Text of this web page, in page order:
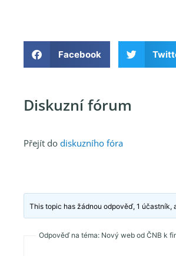
Facebook
Diskuzní fórum
Přejít do diskuzního fóra
This topic has žádnou odpověď, 1 účastník,
Odpověď na téma: Nový web od ČNB k